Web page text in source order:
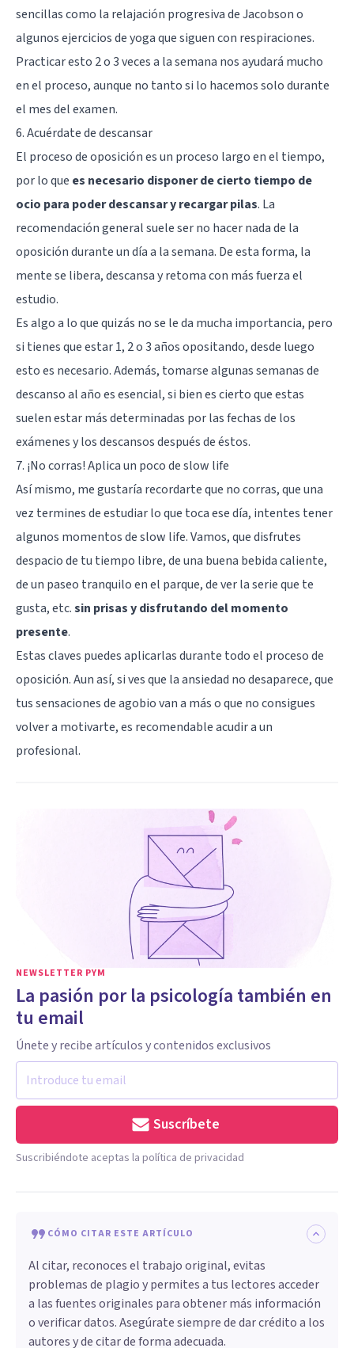
sencillas como la relajación progresiva de Jacobson o
algunos ejercicios de yoga que siguen con respiraciones.
Practicar esto 2 o 3 veces a la semana nos ayudará mucho
en el proceso, aunque no tanto si lo hacemos solo durante
el mes del examen.
6. Acuérdate de descansar
El proceso de oposición es un proceso largo en el tiempo,
por lo que es necesario disponer de cierto tiempo de
ocio para poder descansar y recargar pilas. La
recomendación general suele ser no hacer nada de la
oposición durante un día a la semana. De esta forma, la
mente se libera, descansa y retoma con más fuerza el
estudio.
Es algo a lo que quizás no se le da mucha importancia, pero
si tienes que estar 1, 2 o 3 años opositando, desde luego
esto es necesario. Además, tomarse algunas semanas de
descanso al año es esencial, si bien es cierto que estas
suelen estar más determinadas por las fechas de los
exámenes y los descansos después de éstos.
7. ¡No corras! Aplica un poco de slow life
Así mismo, me gustaría recordarte que no corras, que una
vez termines de estudiar lo que toca ese día, intentes tener
algunos momentos de slow life. Vamos, que disfrutes
despacio de tu tiempo libre, de una buena bebida caliente,
de un paseo tranquilo en el parque, de ver la serie que te
gusta, etc.sin prisas y disfrutando del momento
presente.
Estas claves puedes aplicarlas durante todo el proceso de
oposición. Aun así, si ves que la ansiedad no desaparece, que
tus sensaciones de agobio van a más o que no consigues
volver a motivarte, es recomendableacudir a un
profesional.
NEWSLETTER PYM
La pasión por la psicología también en
tu email
Únete y recibe artículos y contenidos exclusivos
Suscríbete
Suscribiéndote aceptas la política de privacidad
CÓMO CITAR ESTE ARTÍCULO
Al citar, reconoces el trabajo original, evitas
problemas de plagio y permites a tus lectores acceder
a las fuentes originales para obtener más información
o verificar datos. Asegúrate siempre de dar crédito a los
autores y de citar de forma adecuada.